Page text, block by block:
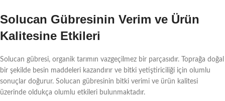
Solucan Gübresinin Verim ve Ürün
Kalitesine Etkileri
Solucan gübresi, organik tarımın vazgeçilmez bir parçasıdır. Toprağa doğal
bir şekilde besin maddeleri kazandırır ve bitki yetiştiriciliği için olumlu
sonuçlar doğurur. Solucan gübresinin bitki verimi ve ürün kalitesi
üzerinde oldukça olumlu etkileri bulunmaktadır.